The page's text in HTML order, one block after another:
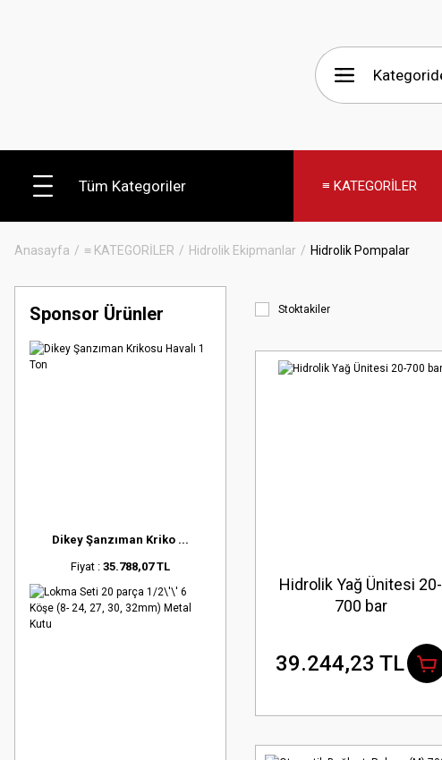
Tüm Kategoriler ≡ KATEGORİLER
Anasayfa ≡ KATEGORİLER Hidrolik Ekipmanlar Hidrolik Pompalar
Sponsor Ürünler
Dikey Şanzıman Kriko ...
Fiyat : 35.788,07 TL
Stoktakiler
Hidrolik Yağ Ünitesi 20-
700 bar
39.244,23 TL